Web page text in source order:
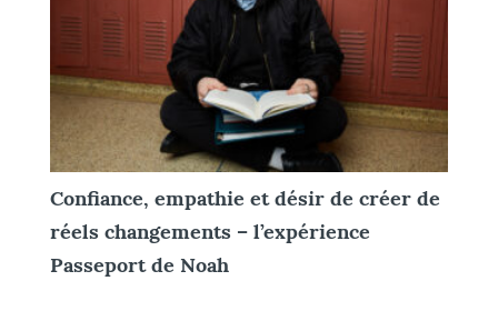
Confiance, empathie et désir de créer de
réels changements – l’expérience
Passeport de Noah